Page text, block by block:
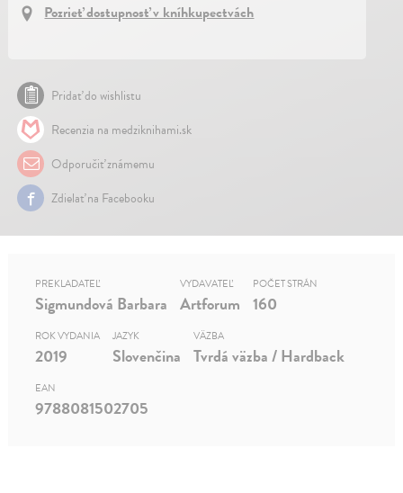
Pozrieť dostupnosť v kníhkupectvách
Pridať do wishlistu
Recenzia na medziknihami.sk
Odporučiť známemu
Zdielať na Facebooku
PREKLADATEĽ
Sigmundová Barbara
VYDAVATEĽ
Artforum
POČET STRÁN
160
ROK VYDANIA
2019
JAZYK
Slovenčina
VÄZBA
Tvrdá väzba / Hardback
EAN
9788081502705